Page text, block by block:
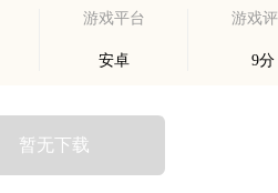
游戏平台
安卓
游戏
9分
暂无下载